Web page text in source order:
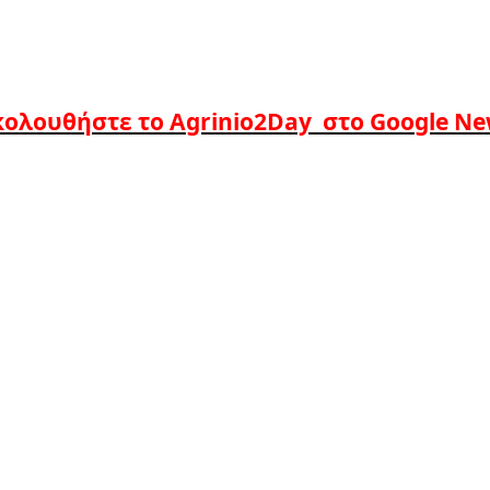
το Agrinio2Day στο Google